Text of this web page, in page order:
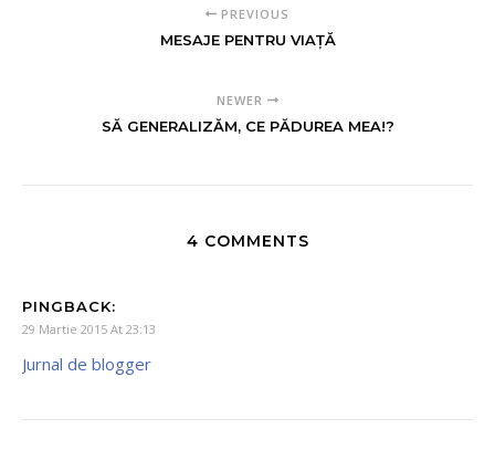
PREVIOUS
MESAJE PENTRU VIAȚĂ
NEWER
SĂ GENERALIZĂM, CE PĂDUREA MEA!?
4 COMMENTS
PINGBACK:
29 Martie 2015 At 23:13
Jurnal de blogger